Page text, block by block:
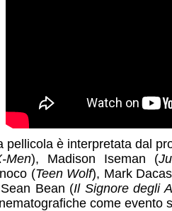
pellicola è interpretata dal
Men), Madison Iseman (
(Teen Wolf), Mark
Bean (Il Signore degli
come evento